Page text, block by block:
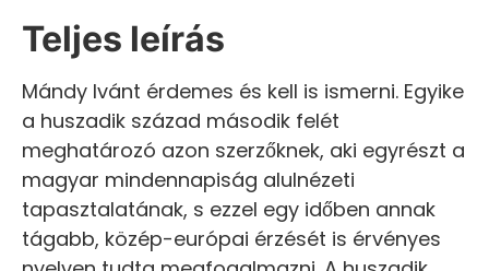
Teljes leírás
Mándy Ivánt érdemes és kell is ismerni. Egyike
a huszadik század második felét
meghatározó azon szerzőknek, aki egyrészt a
magyar mindennapiság alulnézeti
tapasztalatának, s ezzel egy időben annak
tágabb, közép-európai érzését is érvényes